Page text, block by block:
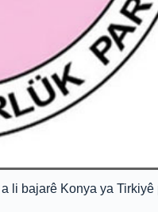
li bajarê Konya ya